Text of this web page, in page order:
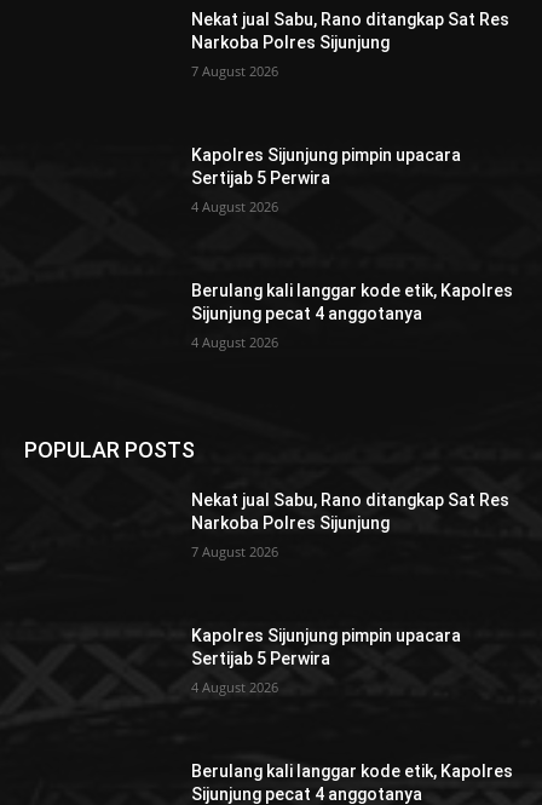
Nekat jual Sabu, Rano ditangkap Sat Res
Narkoba Polres Sijunjung
7 August 2026
Kapolres Sijunjung pimpin upacara
Sertijab 5 Perwira
4 August 2026
Berulang kali langgar kode etik, Kapolres
Sijunjung pecat 4 anggotanya
4 August 2026
POPULAR POSTS
Nekat jual Sabu, Rano ditangkap Sat Res
Narkoba Polres Sijunjung
7 August 2026
Kapolres Sijunjung pimpin upacara
Sertijab 5 Perwira
4 August 2026
Berulang kali langgar kode etik, Kapolres
Sijunjung pecat 4 anggotanya